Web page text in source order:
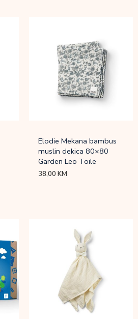
Elodie Mekana bambus
muslin dekica 80×80
Garden Leo Toile
38,00KM